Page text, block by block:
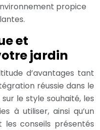
propice
et
jardin
d’avantages tant
réussie dans le
le style souhaité, les
à utiliser, ainsi qu’un
les conseils présentés